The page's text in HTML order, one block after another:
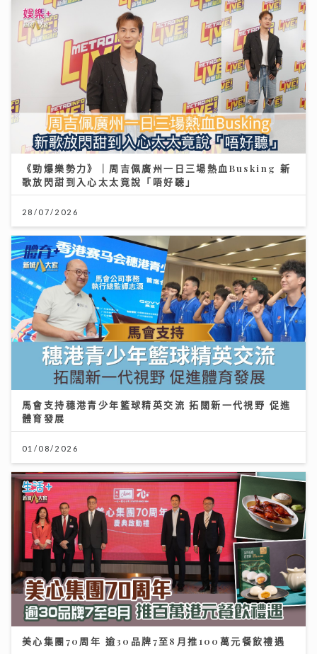
《勁爆樂勢力》｜周吉佩廣州一日三場熱血Busking 新
歌放閃甜到入心太太竟說「唔好聽」
28/07/2026
馬會支持穗港青少年籃球精英交流 拓闊新一代視野 促進
體育發展
01/08/2026
美心集團70周年 逾30品牌7至8月推100萬元餐飲禮遇